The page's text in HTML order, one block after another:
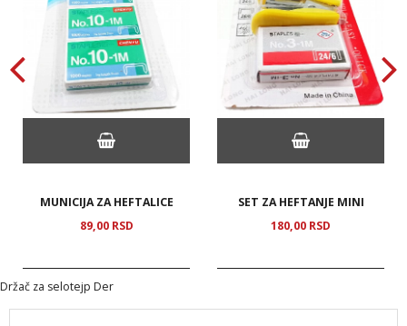
MUNICIJA ZA HEFTALICE
89,00 RSD
SET ZA HEFTANJE MINI
180,00 RSD
Držač za selotejp Der